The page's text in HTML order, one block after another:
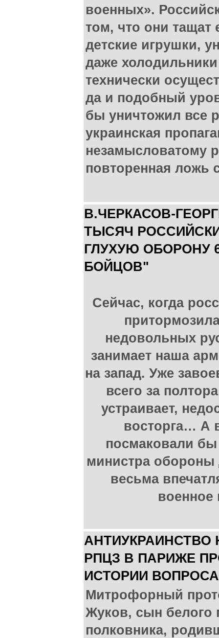
военных».
том, что они тащат
детские игрушки,
даже
технически
да и подобный
бы уничтожил все
украинская
незамысловатому
повторенная ложь
В.ЧЕРКАСОВ-
ТЫСЯЧ
ГЛУХУЮ ОБОРОНУ
БОЙЦОВ"
Сейчас, когда
недовольных
занимает наша
на запад. Уже
всего за
устраивает,
восторга… А
посмаковали бы
министра обороны
весьма
военное
АНТИУКРАИНСТВО
РПЦЗ В ПАРИЖЕ
ИСТОРИИ ВОПРОСА
Митрофорный
Жуков, сын белого
полковника,